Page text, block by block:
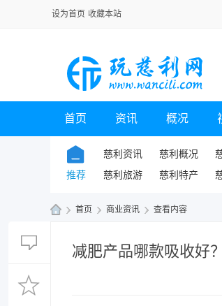
设为首页 收藏本站
首页 资讯 概况
推荐
慈利资讯 慈利概况
慈利旅游
慈利特产
› 首页 › 商业资讯 › 查看内容
减肥产品哪款吸收好